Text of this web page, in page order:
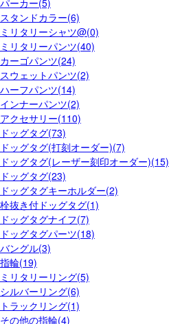
スタンドカラー(6)
ミリタリーシャツ@(0)
ミリタリーパンツ(40)
カーゴパンツ(24)
スウェットパンツ(2)
ハーフパンツ(14)
インナーパンツ(2)
アクセサリー(110)
ドッグタグ(73)
ドッグタグ(打刻オーダー)(7)
ドッグタグ(レーザー刻印オーダー)(15)
ドッグタグ(23)
ドッグタグキーホルダー(2)
栓抜き付ドッグタグ(1)
ドッグタグナイフ(7)
ドッグタグパーツ(18)
バングル(3)
指輪(19)
ミリタリーリング(5)
シルバーリング(6)
トラックリング(1)
その他の指輪(4)